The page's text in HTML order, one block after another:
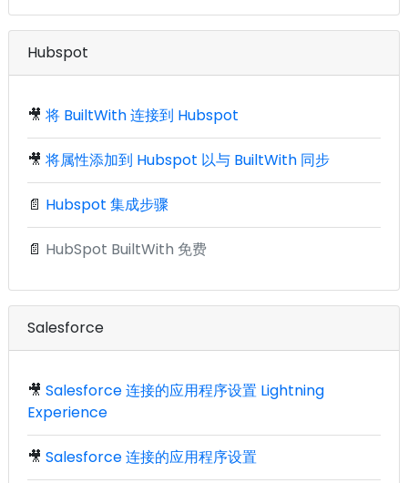
Hubspot
🎥 将 BuiltWith 连接到 Hubspot
🎥 将属性添加到 Hubspot 以与 BuiltWith 同步
📄 Hubspot 集成步骤
📄 HubSpot BuiltWith 免费
Salesforce
🎥 Salesforce 连接的应用程序设置 Lightning
Experience
🎥 Salesforce 连接的应用程序设置